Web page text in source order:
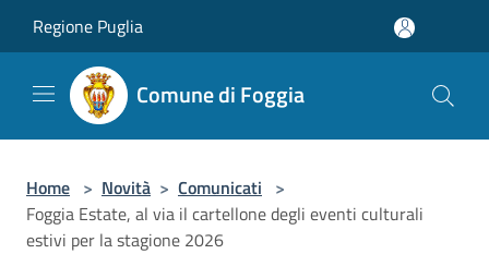
Regione Puglia
Comune di Foggia
Home > Novità > Comunicati >
Foggia Estate, al via il cartellone degli eventi culturali
estivi per la stagione 2026